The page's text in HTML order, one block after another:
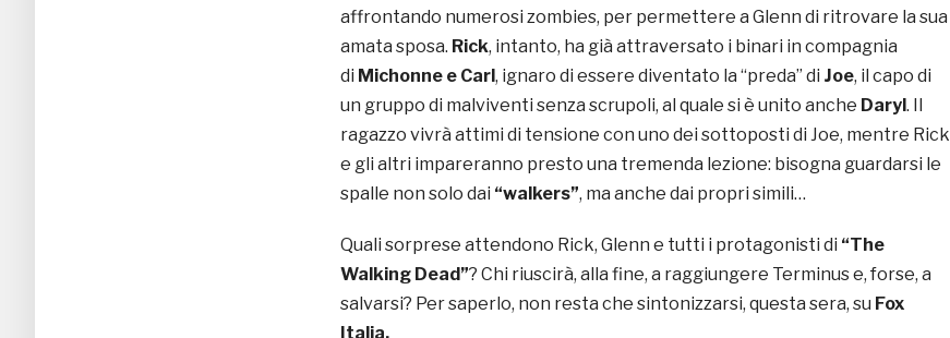
affrontando numerosi zombies, per permettere a Glenn di ritrovare la sua
amata sposa. Rick, intanto, ha già attraversato i binari in compagnia
di Michonne e Carl, ignaro di essere diventato la “preda” di Joe, il capo di
un gruppo di malviventi senza scrupoli, al quale si è unito anche Daryl. Il
ragazzo vivrà attimi di tensione con uno dei sottoposti di Joe, mentre Rick
e gli altri impareranno presto una tremenda lezione: bisogna guardarsi le
spalle non solo dai “walkers”, ma anche dai propri simili…
Quali sorprese attendono Rick, Glenn e tutti i protagonisti di “The
Walking Dead”? Chi riuscirà, alla fine, a raggiungere Terminus e, forse, a
salvarsi? Per saperlo, non resta che sintonizzarsi, questa sera, su Fox
Italia.